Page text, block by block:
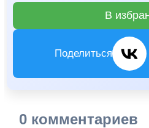
В
Поделиться
0 комментариев